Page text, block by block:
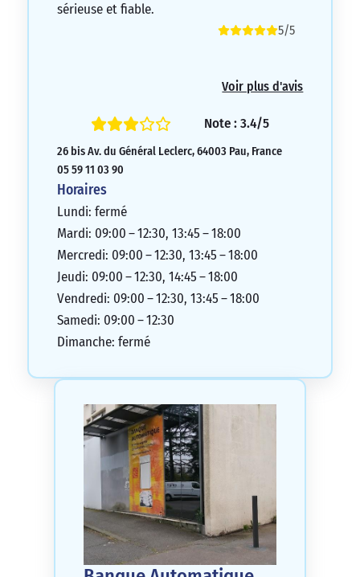
sérieuse et fiable.
5/5
Voir plus d'avis
Note : 3.4/5
26 bis Av. du Général Leclerc, 64003 Pau, France
05 59 11 03 90
Horaires
Lundi: fermé
Mardi: 09:00 – 12:30, 13:45 – 18:00
Mercredi: 09:00 – 12:30, 13:45 – 18:00
Jeudi: 09:00 – 12:30, 14:45 – 18:00
Vendredi: 09:00 – 12:30, 13:45 – 18:00
Samedi: 09:00 – 12:30
Dimanche: fermé